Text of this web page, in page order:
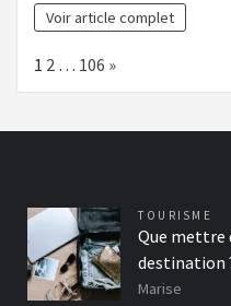
Voir article complet
Page:
1 2 … 106 Next
»
TOURISME
Que mettre
destination
Marise